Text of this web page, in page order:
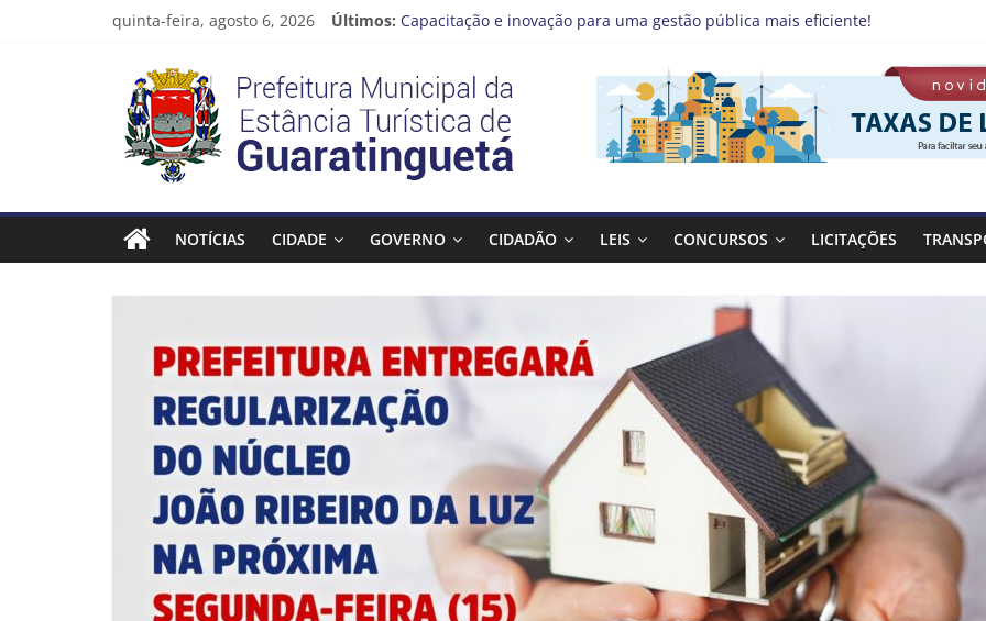
quinta-feira, agosto 6, 2026 Últimos: Capacitação e inovação para uma gestão pública mais eficiente!
Prefeitura de Guaratinguetá divulga novo cronograma dos editais da PNAB
Guaratinguetá realizará ação de vacinação contra a Febre Amarela na região
Prefeitura
Estância
Turística
Guaratinguetá
Estância
Turística
Guaratinguetá
NOTÍCIAS CIDADE GOVERNO CIDADÃO LEIS CONCURSOS LICITAÇÕES